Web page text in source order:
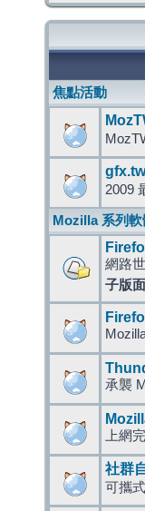
焦點活動
2009
Mozilla 系列軟
網路
子版
承襲
上網
社群
可攜